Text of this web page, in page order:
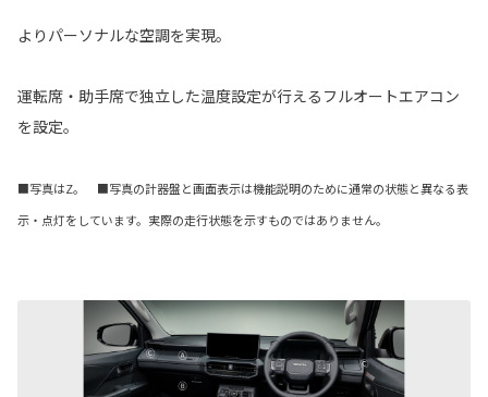
よりパーソナルな空調を実現。
運転席・助手席で独立した温度設定が行えるフルオートエアコン
を設定。
■写真はZ。 ■写真の計器盤と画面表示は機能説明のために通常の状態と異なる表
示・点灯をしています。実際の走行状態を示すものではありません。